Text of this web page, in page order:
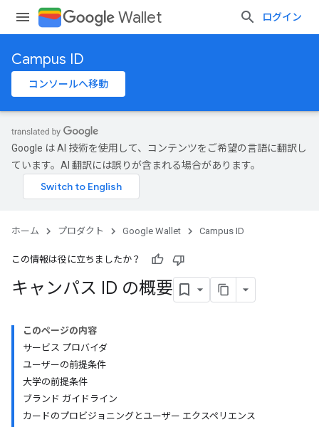
Wallet ログイン
Campus ID
コンソールへ移動
Google は AI 技術を使用して、コンテンツをご希望の言語に翻訳し
ています。AI 翻訳には誤りが含まれる場合があります。
ホーム プロダクト Google Wallet Campus ID
この情報は役に立ちましたか？
キャンパス ID の概要
このページの内容
サービス プロバイダ
ユーザーの前提条件
大学の前提条件
ブランド ガイドライン
カードのプロビジョニングとユーザー エクスペリエンス